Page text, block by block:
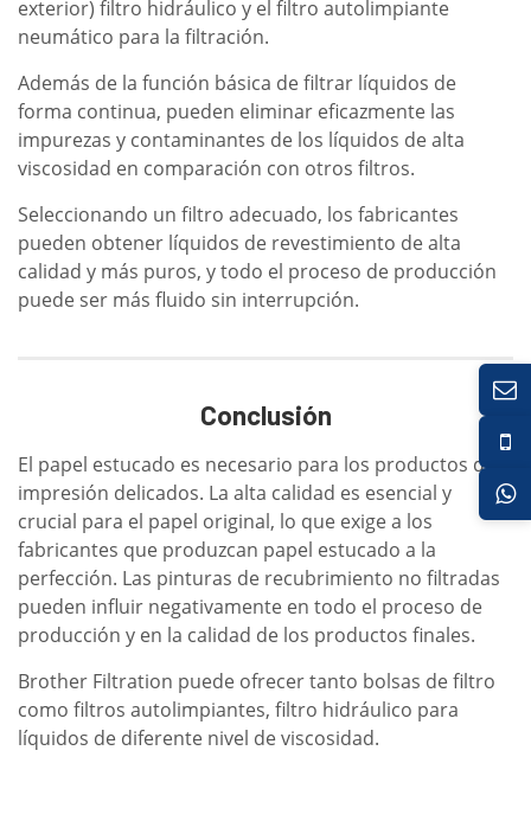
exterior) filtro hidráulico y el filtro autolimpiante
neumático para la filtración.
Además de la función básica de filtrar líquidos de
forma continua, pueden eliminar eficazmente las
impurezas y contaminantes de los líquidos de alta
viscosidad en comparación con otros filtros.
Seleccionando un filtro adecuado, los fabricantes
pueden obtener líquidos de revestimiento de alta
calidad y más puros, y todo el proceso de producción
puede ser más fluido sin interrupción.
Conclusión
El papel estucado es necesario para los productos de
impresión delicados. La alta calidad es esencial y
crucial para el papel original, lo que exige a los
fabricantes que produzcan papel estucado a la
perfección. Las pinturas de recubrimiento no filtradas
pueden influir negativamente en todo el proceso de
producción y en la calidad de los productos finales.
Brother Filtration puede ofrecer tanto bolsas de filtro
como filtros autolimpiantes, filtro hidráulico para
líquidos de diferente nivel de viscosidad.